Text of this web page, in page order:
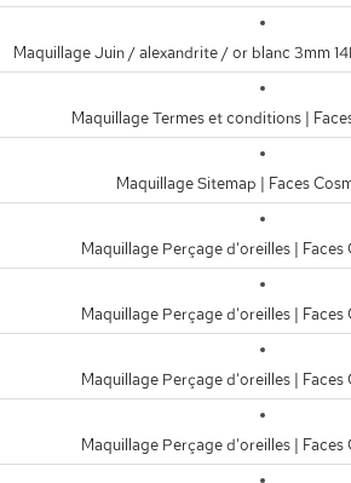
Maquillage Juin / alexandrite / or blanc 3mm
Maquillage Termes et conditions |
Maquillage Sitemap | Faces
Maquillage Perçage d'oreilles | Faces
Maquillage Perçage d'oreilles | Faces
Maquillage Perçage d'oreilles | Faces
Maquillage Perçage d'oreilles | Faces